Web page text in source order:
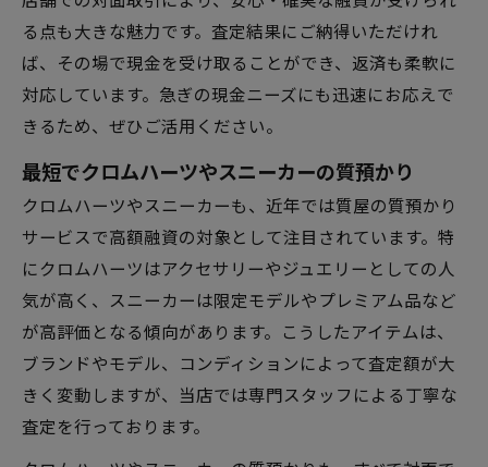
る点も大きな魅力です。査定結果にご納得いただけれ
ば、その場で現金を受け取ることができ、返済も柔軟に
対応しています。急ぎの現金ニーズにも迅速にお応えで
きるため、ぜひご活用ください。
最短でクロムハーツやスニーカーの質預かり
クロムハーツやスニーカーも、近年では質屋の質預かり
サービスで高額融資の対象として注目されています。特
にクロムハーツはアクセサリーやジュエリーとしての人
気が高く、スニーカーは限定モデルやプレミアム品など
が高評価となる傾向があります。こうしたアイテムは、
ブランドやモデル、コンディションによって査定額が大
きく変動しますが、当店では専門スタッフによる丁寧な
査定を行っております。